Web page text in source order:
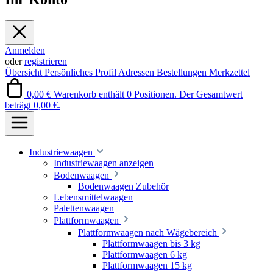
Anmelden
oderregistrieren
Übersicht Persönliches Profil Adressen Bestellungen Merkzettel
0,00 € Warenkorb enthält 0 Positionen. Der Gesamtwert
beträgt 0,00 €.
Industriewaagen
Industriewaagen anzeigen
Bodenwaagen
Bodenwaagen Zubehör
Lebensmittelwaagen
Palettenwaagen
Plattformwaagen
Plattformwaagen nach Wägebereich
Plattformwaagen bis 3 kg
Plattformwaagen 6 kg
Plattformwaagen 15 kg